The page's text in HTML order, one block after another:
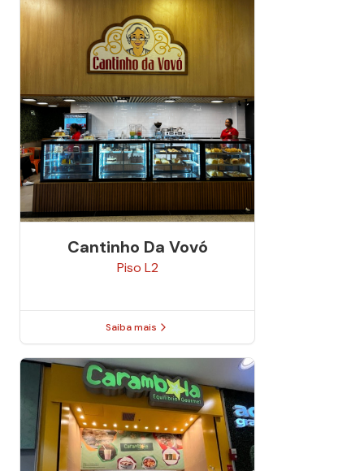
Cantinho Da Vovó
Piso L2
Saiba mais